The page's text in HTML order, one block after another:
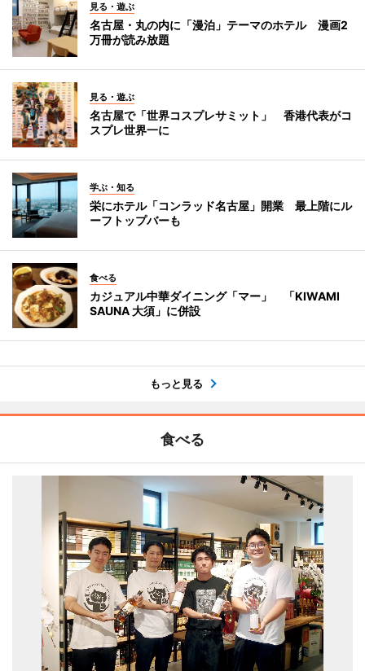
見る・遊ぶ
名古屋・丸の内に「漫泊」テーマのホテル 漫画2
万冊が読み放題
見る・遊ぶ
名古屋で「世界コスプレサミット」 香港代表がコ
スプレ世界一に
学ぶ・知る
栄にホテル「コンラッド名古屋」開業 最上階にル
ーフトップバーも
食べる
カジュアル中華ダイニング「マー」 「KIWAMI
SAUNA 大須」に併設
もっと見る
食べる